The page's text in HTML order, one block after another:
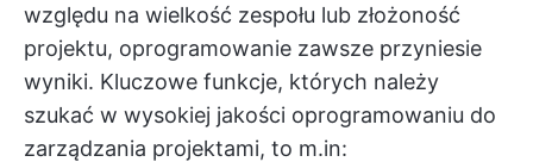
względu na wielkość zespołu lub złożoność
projektu, oprogramowanie zawsze przyniesie
wyniki. Kluczowe funkcje, których należy
szukać w wysokiej jakości oprogramowaniu do
zarządzania projektami, to m.in: